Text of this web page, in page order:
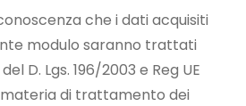
che i dati acquisiti
modulo saranno trattati
D. Lgs. 196/2003 e Reg UE
materia di trattamento dei